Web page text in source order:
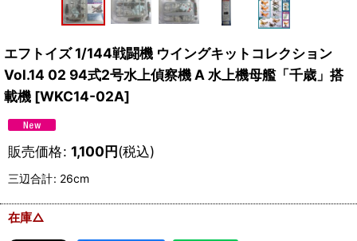
エフトイズ 1/144戦闘機 ウイングキットコレクション
Vol.14 02 94式2号水上偵察機 A 水上機母艦「千歳」搭
載機 [WKC14-02A]
販売価格: 1,100円(税込)
三辺合計: 26cm
在庫△